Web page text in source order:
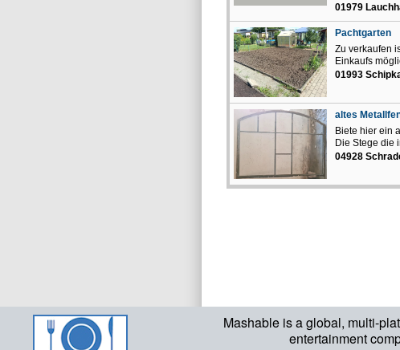
Mashable is a global, multi-
entertainment
01979
Pachtgarten
Zu verkaufen
Einkaufs
01993
altes
Biete hier ein
Die Stege die
04928